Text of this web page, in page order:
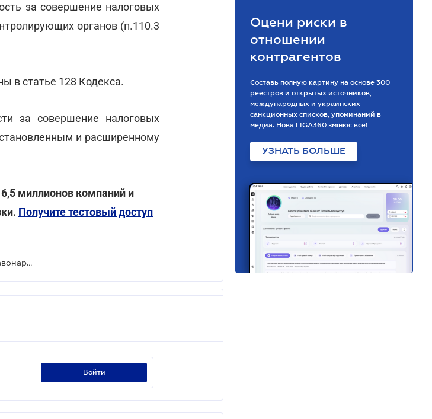
за совершение налоговых
органов (п.110.3
в статье 128 Кодекса.
за совершение налоговых
и расширенному
миллионов компаний и
Получите тестовый доступ
Кого могут привлечь к ответственности за налоговые правонарушения
войти
Оцени риски в
отношении
контрагентов
Составь полную картину на основе 300
реестров и открытых источников,
международных и украинских
санкционных списков, упоминаний в
медиа. Нова LIGA360 змінює все!
УЗНАТЬ БОЛЬШЕ